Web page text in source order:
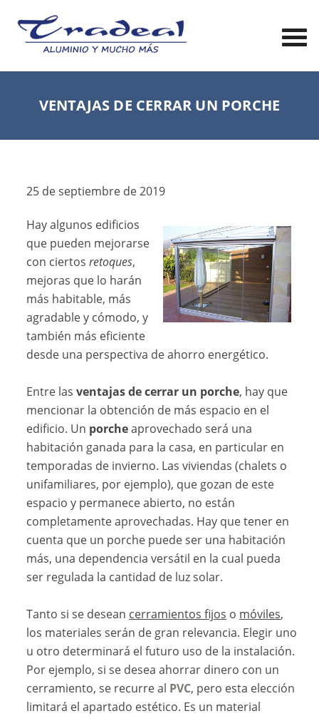
VENTAJAS DE CERRAR UN PORCHE
25 de septiembre de 2019
Hay algunos edificios
que pueden mejorarse
con ciertosretoques,
mejoras que lo harán
más habitable, más
agradable y cómodo, y
también más eficiente
desde una perspectiva de ahorro energético.
Entre lasventajas de cerrar un porche, hay que
mencionar la obtención de más espacio en el
edificio. Un porcheaprovechado será una
habitación ganada para la casa, en particular en
temporadas de invierno. Las viviendas (chalets o
unifamiliares, por ejemplo), que gozan de este
espacio y permanece abierto, no están
completamente aprovechadas. Hay que tener en
cuenta que un porche puede ser una habitación
más, una dependencia versátil en la cual pueda
ser regulada la cantidad de luz solar.
Tanto si se desean cerramientos fijos o móviles,
los materiales serán de gran relevancia. Elegir uno
u otro determinará el futuro uso de la instalación.
Por ejemplo, si se desea ahorrar dinero con un
cerramiento, se recurre al PVC, pero esta elección
limitará el apartado estético. Es un material